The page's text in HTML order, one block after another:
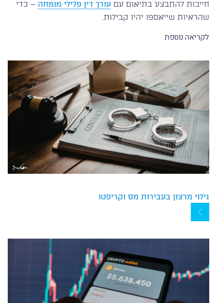
חייבות להתבצע בתיאום עם עורך דין פלילי מומחה – כדי
שהראיות שייאספו יהיו קבילות.
לקריאה נוספת
גילוי מרצון בעבירות מס וקריפטו